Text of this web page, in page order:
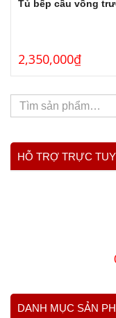
Tủ bếp cầu vồng
2,350,000₫
HỖ TRỢ TRỰC
DANH MỤC SẢN